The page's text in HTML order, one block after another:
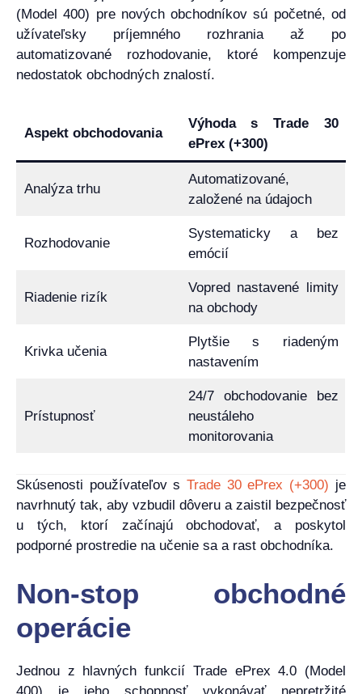
(Model 400) pre nových obchodníkov sú početné, od
užívateľsky príjemného rozhrania až po
automatizované rozhodovanie, ktoré kompenzuje
nedostatok obchodných znalostí.
Aspekt obchodovania
Výhoda s Trade 30
ePrex (+300)
Analýza trhu
Automatizované,
založené na údajoch
Rozhodovanie
Systematicky a bez
emócií
Riadenie rizík
Vopred nastavené limity
na obchody
Krivka učenia
Plytšie s riadeným
nastavením
Prístupnosť
24/7 obchodovanie bez
neustáleho
monitorovania
Skúsenosti používateľov s Trade 30 ePrex (+300) je
navrhnutý tak, aby vzbudil dôveru a zaistil bezpečnosť
u tých, ktorí začínajú obchodovať, a poskytol
podporné prostredie na učenie sa a rast obchodníka.
Non-stop obchodné
operácie
Jednou z hlavných funkcií Trade ePrex 4.0 (Model